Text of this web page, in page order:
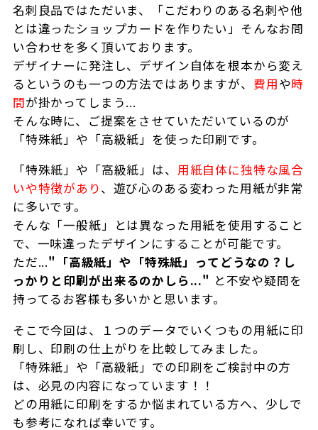
名刺良品ではただいま、「こだわりのある名刺や他
とは違ったショップカードを作りたい」そんなお問
い合わせを多く頂いております。
デザイナーに発注し、デザイン自体を根本から変え
るというのも一つの方法ではありますが、 費用や時
間が掛かってしまう...
そんな時に、ご提案をさせていただいているのが
「特殊紙」や「高級紙」を使った印刷です。
「特殊紙」や「高級紙」は、 用紙自体に独特な風合
いや特徴があり、遊び心のある変わった用紙が非常
に多いです。
そんな「一般紙」とは異なった用紙を使用すること
で、一味違ったデザインにすることが可能です。
ただ..."「高級紙」や「特殊紙」ってどうなの？し
っかりと印刷が出来るのかしら..." と不安や疑問を
持ってるお客様も多いかと思います。
そこで今回は、１つのデータでいくつもの用紙に印
刷し、印刷の仕上がりを比較してみました。
「特殊紙」や「高級紙」での印刷をご検討中の方
は、必見の内容になっています！！
どの用紙に印刷をするか悩まれている方へ、少しで
も参考になれば幸いです。